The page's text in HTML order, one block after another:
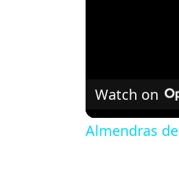
Watch on
Almendras